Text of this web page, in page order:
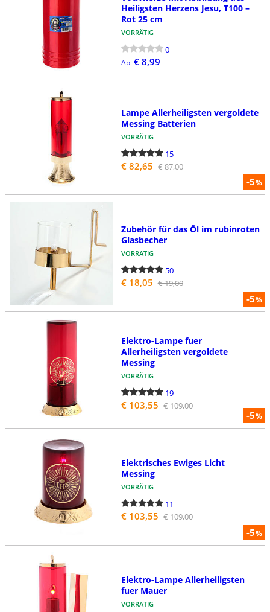
Heiligsten Herzens Jesu, T100 –
Rot 25 cm
VORRÄTIG
0
Ab € 8,99
-5%
Lampe Allerheiligsten vergoldete
Messing Batterien
VORRÄTIG
15
€ 82,65 € 87,00
-5%
Zubehör für das Öl im rubinroten
Glasbecher
VORRÄTIG
50
€ 18,05 € 19,00
-5%
Elektro-Lampe fuer
Allerheiligsten vergoldete
Messing
VORRÄTIG
19
€ 103,55 € 109,00
-5%
Elektrisches Ewiges Licht
Messing
VORRÄTIG
11
€ 103,55 € 109,00
Elektro-Lampe Allerheiligsten
fuer Mauer
VORRÄTIG